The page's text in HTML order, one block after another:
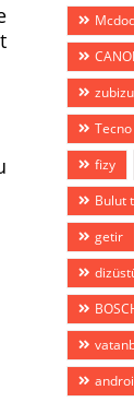
zubizu
fizy
Bulut
getir